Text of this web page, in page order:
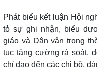
Phát biểu kết luận Hội
tỏ sự ghi nhận, biểu
giáo và Dân vận trong
tục tăng cường rà soát,
chỉ đạo đến các chi bộ,